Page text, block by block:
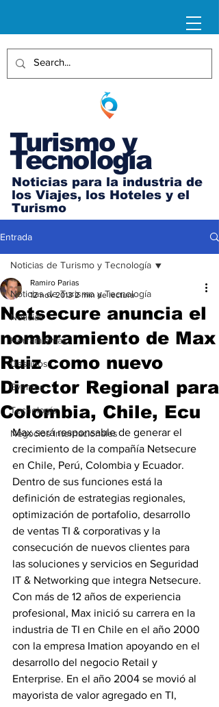
Turismo y
Tecnología
Noticias para la industria de
los Viajes, los Hoteles y el
Turismo
Entrada
Noticias de Turismo y Tecnología
Noticias
Herramientas
Destinos
Eventos
Tecnología
Negocios Internacionales
Noticias de Turismo y Tecnología
Netsecure anuncia el
nombramiento de Max
Ruiz como nuevo
Director Regional para
Colombia, Chile, Ecu
Ramiro Parias
12 nov 2013 2 min de lectura
Max será responsable de generar el
crecimiento de la compañía Netsecure
en Chile, Perú, Colombia y Ecuador.
Dentro de sus funciones está la
definición de estrategias regionales,
optimización de portafolio, desarrollo
de ventas TI & corporativas y la
consecución de nuevos clientes para
las soluciones y servicios en Seguridad
IT & Networking que integra Netsecure.
Con más de 12 años de experiencia
profesional, Max inició su carrera en la
industria de TI en Chile en el año 2000
con la empresa Imation apoyando en el
desarrollo del negocio Retail y
Enterprise. En el año 2004 se movió al
mayorista de valor agregado en TI,